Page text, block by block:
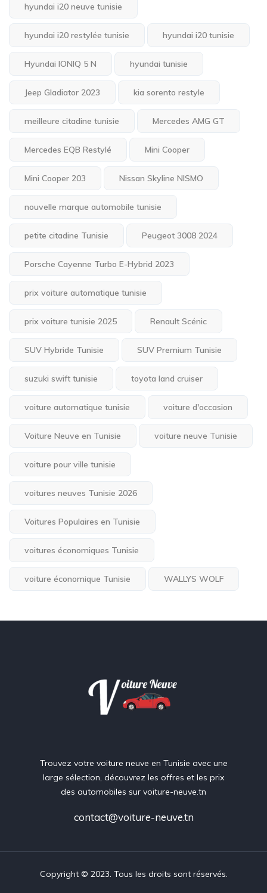
hyundai i20 neuve tunisie
hyundai i20 restylée tunisie hyundai i20 tunisie
Hyundai IONIQ 5 N hyundai tunisie
Jeep Gladiator 2023 kia sorento restyle
meilleure citadine tunisie Mercedes AMG GT
Mercedes EQB Restylé Mini Cooper
Mini Cooper 203 Nissan Skyline NISMO
nouvelle marque automobile tunisie
petite citadine Tunisie Peugeot 3008 2024
Porsche Cayenne Turbo E-Hybrid 2023
prix voiture automatique tunisie
prix voiture tunisie 2025 Renault Scénic
SUV Hybride Tunisie SUV Premium Tunisie
suzuki swift tunisie toyota land cruiser
voiture automatique tunisie voiture d'occasion
Voiture Neuve en Tunisie voiture neuve Tunisie
voiture pour ville tunisie
voitures neuves Tunisie 2026
Voitures Populaires en Tunisie
voitures économiques Tunisie
voiture économique Tunisie WALLYS WOLF
Trouvez votre voiture neuve en Tunisie avec une
large sélection, découvrez les offres et les prix
des automobiles sur voiture-neuve.tn
contact@voiture-neuve.tn
Copyright © 2023. Tous les droits sont réservés.